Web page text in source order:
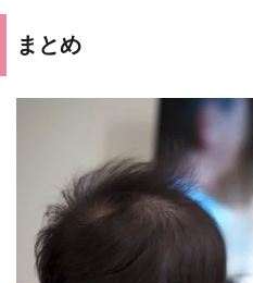
まとめ